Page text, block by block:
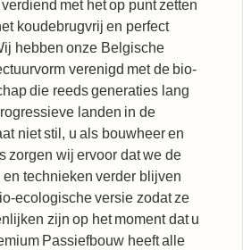
met het op punt zetten
koudebrugvrij en perfect
hebben onze Belgische
verenigd met de bio-
die reeds generaties lang
landen in de
niet stil, u als bouwheer en
zorgen wij ervoor dat we de
technieken verder blijven
ecologische versie zodat ze
zijn op het moment dat u
Passiefbouw heeft alle